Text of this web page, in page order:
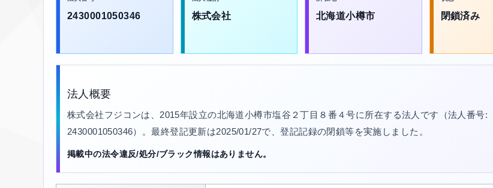
2430001050346 株式会社 北海道小樽市 閉鎖済み
法人概要
株式会社フジコンは、2015年設立の北海道小樽市塩谷２丁目８番４号に所在する法人です（法人番号:
2430001050346）。最終登記更新は2025/01/27で、登記記録の閉鎖等を実施しました。
掲載中の法令違反/処分/ブラック情報はありません。